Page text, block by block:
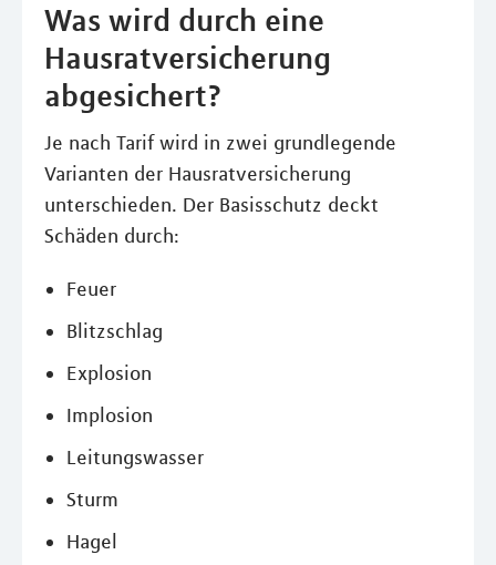
Was wird durch eine
Hausratversicherung
abgesichert?
Je nach Tarif wird in zwei grundlegende
Varianten der Hausratversicherung
unterschieden. Der Basisschutz deckt
Schäden durch:
Feuer
Blitzschlag
Explosion
Implosion
Leitungswasser
Sturm
Hagel